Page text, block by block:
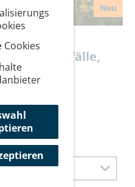
Neu
Wasserfälle,
Cookies